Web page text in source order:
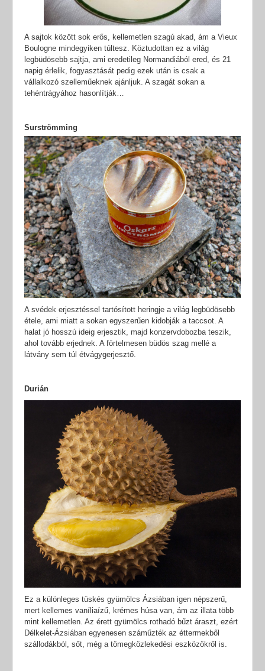
A sajtok között sok erős, kellemetlen szagú akad, ám a Vieux
Boulogne mindegyiken túltesz. Köztudottan ez a világ
legbüdösebb sajtja, ami eredetileg Normandiából ered, és 21
napig érlelik, fogyasztását pedig ezek után is csak a
vállalkozó szelleműeknek ajánljuk. A szagát sokan a
tehéntrágyához hasonlítják…
Surströmming
A svédek erjesztéssel tartósított heringje a világ legbüdösebb
étele, ami miatt a sokan egyszerűen kidobják a taccsot. A
halat jó hosszú ideig erjesztik, majd konzervdobozba teszik,
ahol tovább erjednek. A förtelmesen büdös szag mellé a
látvány sem túl étvágygerjesztő.
Durián
Ez a különleges tüskés gyümölcs Ázsiában igen népszerű,
mert kellemes vaníliaízű, krémes húsa van, ám az illata több
mint kellemetlen. Az érett gyümölcs rothadó bűzt áraszt, ezért
Délkelet-Ázsiában egyenesen száműzték az éttermekből
szállodákból, sőt, még a tömegközlekedési eszközökről is.